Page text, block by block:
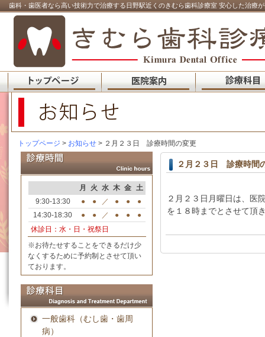
歯科・歯医者なら高い技術力で治療する日野駅近くのきむら歯科診療室 安心した治療
トップページ > お知らせ > ２月２３日 診療時間の変更
月 火 水 木 金 土
9:30-13:30
● ● ／ ● ●
●
14:30-18:30
● ● ／ ● ●
●
休診日：水・日・祝祭日
※お待たせすることをできるだけ少
なくするために予約制とさせて頂い
ております。
一般歯科（むし歯・歯周
病）
２月２３日 診療時間
２月２３日月曜日は、医
を１８時までとさせて頂